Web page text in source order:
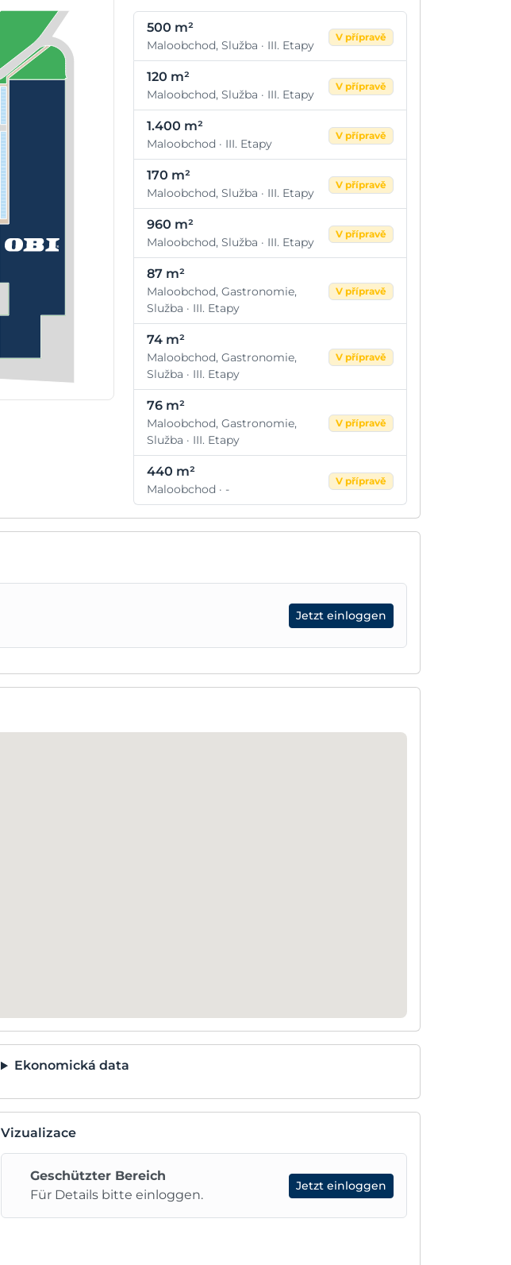
500 m²
Maloobchod, Služba · III. Etapy
V přípravě
120 m²
Maloobchod, Služba · III. Etapy
V přípravě
1.400 m²
Maloobchod · III. Etapy
V přípravě
170 m²
Maloobchod, Služba · III. Etapy
V přípravě
960 m²
Maloobchod, Služba · III. Etapy
V přípravě
87 m²
Maloobchod, Gastronomie,
Služba · III. Etapy
V přípravě
74 m²
Maloobchod, Gastronomie,
Služba · III. Etapy
V přípravě
76 m²
Maloobchod, Gastronomie,
Služba · III. Etapy
V přípravě
440 m²
Maloobchod · -
V přípravě
Jetzt einloggen
Ekonomická data
Vizualizace
Geschützter Bereich
Für Details bitte einloggen.
Jetzt einloggen